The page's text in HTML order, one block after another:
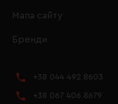
Мапа сайту
Бренди
+38 044 492 8603
+38 067 406 8679